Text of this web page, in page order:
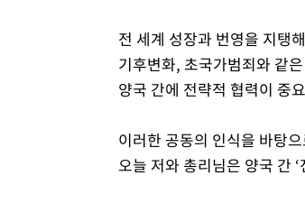
전 세계 성장과 번영을 지탱
기후변화, 초국가범죄와 같
양국 간에 전략적 협력이 중
이러한 공동의 인식을 바탕
오늘 저와 총리님은 양국 간